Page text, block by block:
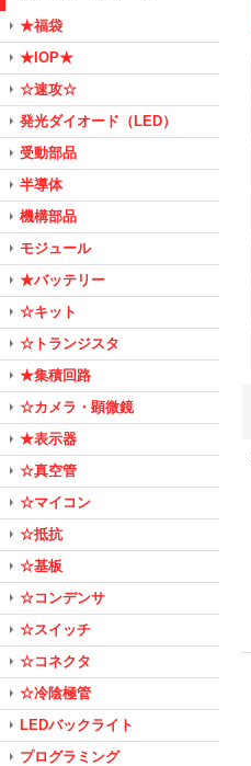
★福袋
★IOP★
☆速攻☆
発光ダイオード（LED）
受動部品
半導体
機構部品
モジュール
★バッテリー
☆キット
☆トランジスタ
★集積回路
☆カメラ・顕微鏡
★表示器
☆真空管
☆マイコン
☆抵抗
☆基板
☆コンデンサ
☆スイッチ
☆コネクタ
☆冷陰極管
LEDバックライト
プログラミング